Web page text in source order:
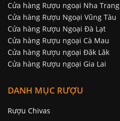
Cửa hàng Rượu ngoại Nha Trang
Cửa hàng Rượu Ngoại Vũng Tàu
Cửa hàng Rượu Ngoại Đà Lạt
Cửa hàng Rượu ngoại Cà Mau
Cửa hàng Rượu ngoại Đăk Lăk
Cửa hàng Rượu ngoại Gia Lai
DANH MỤC RƯỢU
Rượu Chivas